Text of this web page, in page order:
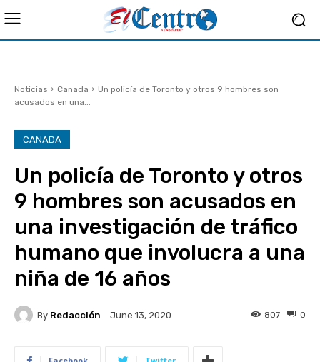
Noticias Canada
Un policía de Toronto y otros 9 hombres son
acusados en una...
CANADA
Un policía de Toronto y otros
9 hombres son acusados en
una investigación de tráfico
humano que involucra a una
niña de 16 años
By Redacción June 13, 2020 0
807